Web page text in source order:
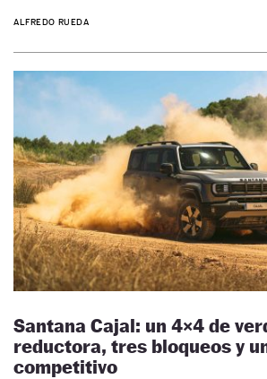
ALFREDO RUEDA
Santana Cajal: un 4×4 de
reductora, tres bloqueos y
competitivo